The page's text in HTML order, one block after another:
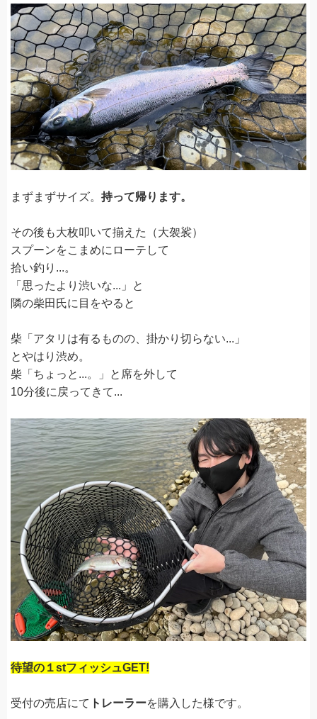
まずまずサイズ。 持って帰ります。
その後も大枚叩いて揃えた（大袈裟）
スプーンをこまめにローテして
拾い釣り...。
「思ったより渋いな...」と
隣の柴田氏に目をやると
柴「アタリは有るものの、掛かり切らない...」
とやはり渋め。
柴「ちょっと...。」と席を外して
10分後に戻ってきて...
待望の１stフィッシュGET!
受付の売店にて トレーラーを購入した様です。